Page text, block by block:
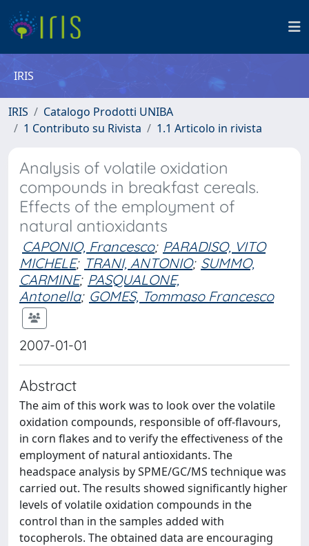
IRIS
IRIS
Catalogo Prodotti UNIBA
1 Contributo su Rivista
1.1 Articolo in rivista
Analysis of volatile oxidation
compounds in breakfast cereals.
Effects of the employment of
natural antioxidants
CAPONIO, Francesco; PARADISO, VITO
MICHELE; TRANI, ANTONIO; SUMMO,
CARMINE; PASQUALONE,
Antonella; GOMES, Tommaso Francesco
2007-01-01
Abstract
The aim of this work was to look over the volatile
oxidation compounds, responsible of off-flavours,
in corn flakes and to verify the effectiveness of the
employment of natural antioxidants. The
headspace analysis by SPME/GC/MS technique was
carried out. The results showed significantly higher
levels of volatile oxidation compounds in the
control than in the samples added with
tocopherols. The obtained data are encouraging